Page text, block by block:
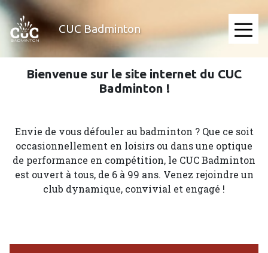
Aller
au
contenu
principal
CUC Badminton
≡
Accueil
Bienvenue sur le site internet du CUC
Badminton !
Envie de vous défouler au badminton ? Que ce soit
occasionnellement en loisirs ou dans une optique
de performance en compétition, le CUC Badminton
est ouvert à tous, de 6 à 99 ans. Venez rejoindre un
club dynamique, convivial et engagé !